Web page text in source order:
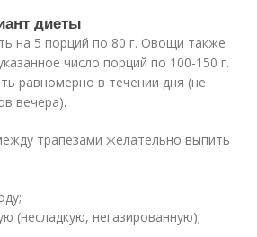
диеты
на 5 порций по 80 г. Овощи также
число порций по 100-150 г.
равномерно в течении дня (не
вечера).
трапезами желательно выпить
(несладкую, негазированную);